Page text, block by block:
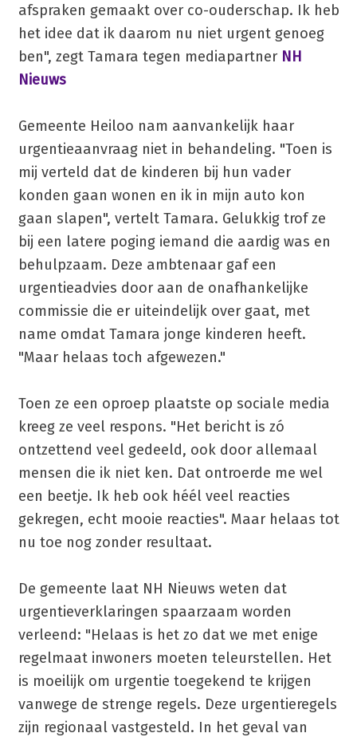
afspraken gemaakt over co-ouderschap. Ik heb
het idee dat ik daarom nu niet urgent genoeg
ben", zegt Tamara tegen mediapartner NH
Nieuws
Gemeente Heiloo nam aanvankelijk haar
urgentieaanvraag niet in behandeling. "Toen is
mij verteld dat de kinderen bij hun vader
konden gaan wonen en ik in mijn auto kon
gaan slapen", vertelt Tamara. Gelukkig trof ze
bij een latere poging iemand die aardig was en
behulpzaam. Deze ambtenaar gaf een
urgentieadvies door aan de onafhankelijke
commissie die er uiteindelijk over gaat, met
name omdat Tamara jonge kinderen heeft.
"Maar helaas toch afgewezen."
Toen ze een oproep plaatste op sociale media
kreeg ze veel respons. "Het bericht is zó
ontzettend veel gedeeld, ook door allemaal
mensen die ik niet ken. Dat ontroerde me wel
een beetje. Ik heb ook héél veel reacties
gekregen, echt mooie reacties". Maar helaas tot
nu toe nog zonder resultaat.
De gemeente laat NH Nieuws weten dat
urgentieverklaringen spaarzaam worden
verleend: "Helaas is het zo dat we met enige
regelmaat inwoners moeten teleurstellen. Het
is moeilijk om urgentie toegekend te krijgen
vanwege de strenge regels. Deze urgentieregels
zijn regionaal vastgesteld. In het geval van